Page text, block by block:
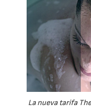
La nueva tarifa